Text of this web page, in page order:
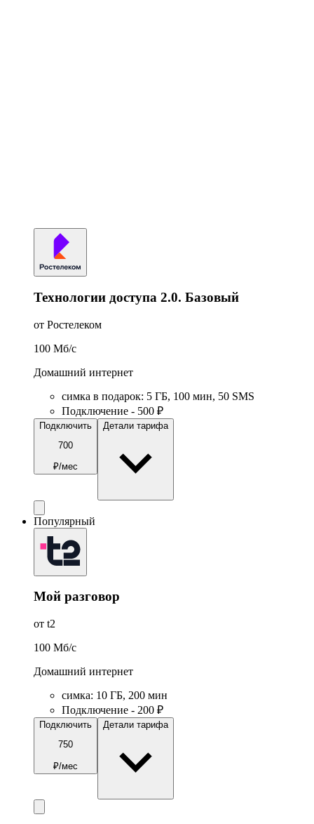
Технологии доступа 2.0. Базовый
от Ростелеком
100 Мб/c
Домашний интернет
симка в подарок: 5 ГБ, 100 мин, 50 SMS
Подключение - 500 ₽
Подключить
700
₽/мес
Детали тарифа
Популярный
Мой разговор
от t2
100 Мб/c
Домашний интернет
симка: 10 ГБ, 200 мин
Подключение - 200 ₽
Подключить
750
₽/мес
Детали тарифа